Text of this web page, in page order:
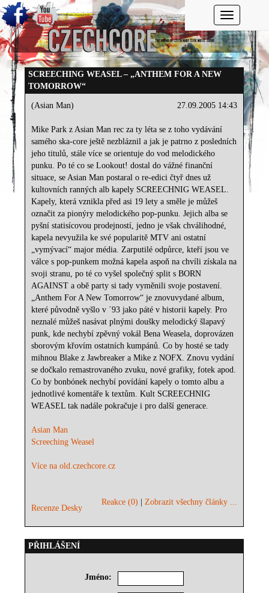
Toggle
SCREECHING WEASEL – „ANTHEM FOR A NEW
TOMORROW“
27.09.2005 14:43
(Asian Man)
Mike Park z Asian Man rec za ty léta se z toho vydávání
samého ska-core ještě nezbláznil a jak je patrno z posledních
jeho titulů, stále více se orientuje do vod melodického
punku. Po té co se Lookout! dostal do vážné finanční
situace, se Asian Man postaral o re-edici čtyř dnes už
kultovních ranných alb kapely SCREECHNIG WEASEL.
Kapely, která vznikla před asi 19 lety a směle je můžeš
označit za pionýry melodického pop-punku. Jejich alba se
pyšní statisícovou prodejností, jedno je však chválihodné,
kapela nevyužila ke své popularitě MTV ani ostatní
„vymývací“ major média. Zarputilé odpůrce, kteří jsou ve
válce s pop-punkem možná kapela aspoň na chvíli získala na
svoji stranu, po té co vyšel společný split s BORN
AGAINST a obě party si tady vyměnili svoje postavení.
„Anthem For A New Tomorrow“ je znovuvydané album,
které původně vyšlo v ´93 jako páté v historii kapely. Pro
neznalé můžeš nasávat plnými doušky melodický šlapavý
punk, kde nechybí zpěvný vokál Bena Weasela, doprovázen
sborovým křovím ostatních kumpánů. Co by hosté se tady
mihnou Blake z Jawbreaker a Mike z NOFX. Znovu vydání
se dočkalo remastrovaného zvuku, nové grafiky, fotek apod.
Co by bonbónek nechybí povídání kapely o tomto albu a
jednotlivé komentáře k textům. Kult SCREECHNIG
WEASEL tak nadále pokračuje i pro další generace.
Asian Man
Screeching Weasel
Více na old.czechcore.cz
Recenze Desky
Reakce (0) |Zobrazit všechny články ...
PŘIHLÁŠENÍ
Jméno: